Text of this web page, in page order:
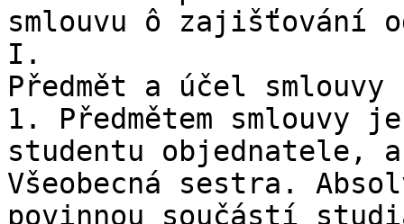
smlouvu ô zajišťování
I.
Předmět a účel smlouvy
1. Předmětem smlouvy
studentu objednatele,
Všeobecná sestra.
povinnou součástí